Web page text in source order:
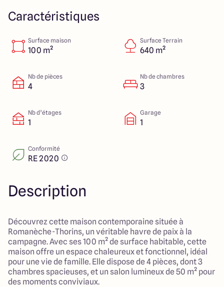
4.3 4.6
Caractéristiques
Surface maison
100 m²
Surface Terrain
640 m²
Nb de pièces
4
Nb de chambres
3
Nb d’étages
1
Garage
1
Conformité
RE 2020
Description
Découvrez cette maison contemporaine située à
Romanèche-Thorins, un véritable havre de paix à la
campagne. Avec ses 100 m² de surface habitable, cette
maison offre un espace chaleureux et fonctionnel, idéal
pour une vie de famille. Elle dispose de 4 pièces, dont 3
chambres spacieuses, et un salon lumineux de 50 m² pour
des moments conviviaux.